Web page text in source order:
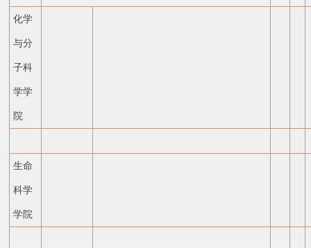
化学
与分
子科
学学
院
生命
科学
学院